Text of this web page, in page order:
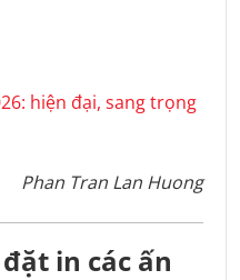
hiện đại, sang trọng
Phan Tran Lan Huong
in các ấn